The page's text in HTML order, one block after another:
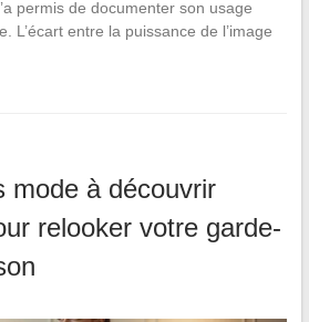
permis de documenter son usage
L’écart entre la puissance de l’image
mode à découvrir
relooker votre garde-